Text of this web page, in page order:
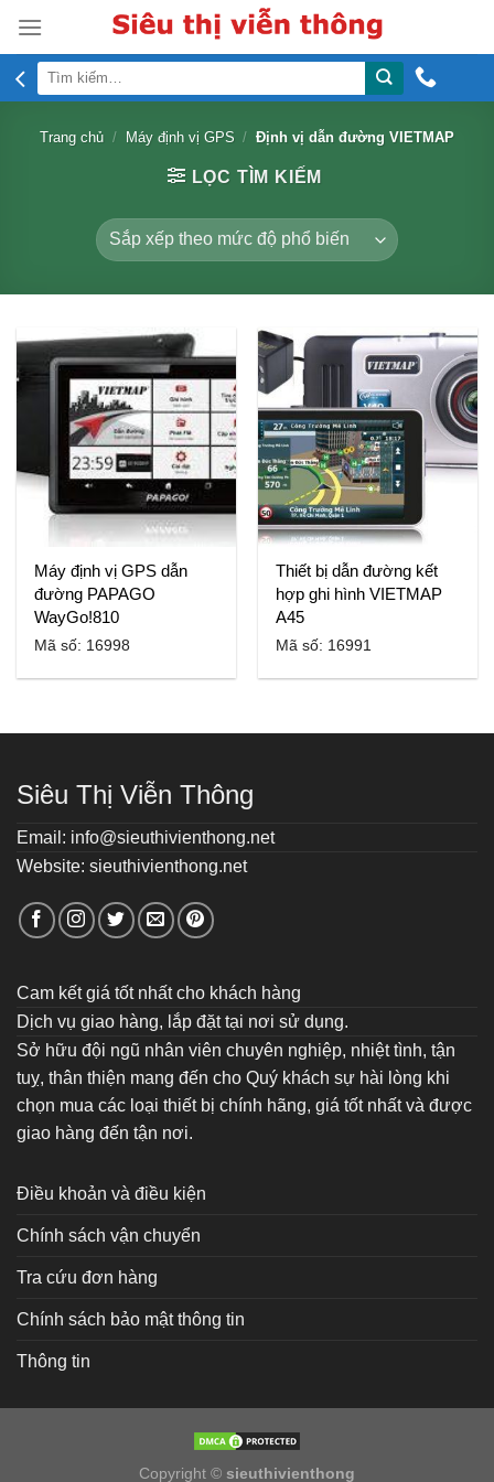
content
Tìm
kiếm:
Trang chủ / Máy định vị GPS / Định vị dẫn đường VIETMAP
LỌC TÌM KIẾM
Máy định vị GPS dẫn
đường PAPAGO
WayGo!810
Mã số: 16998
Thiết bị dẫn đường kết
hợp ghi hình VIETMAP
A45
Mã số: 16991
Siêu Thị Viễn Thông
Email: info@sieuthivienthong.net
Website: sieuthivienthong.net
Cam kết giá tốt nhất cho khách hàng
Dịch vụ giao hàng, lắp đặt tại nơi sử dụng.
Sở hữu đội ngũ nhân viên chuyên nghiệp, nhiệt tình, tận
tuỵ, thân thiện mang đến cho Quý khách sự hài lòng khi
chọn mua các loại thiết bị chính hãng, giá tốt nhất và được
giao hàng đến tận nơi.
Điều khoản và điều kiện
Chính sách vận chuyển
Tra cứu đơn hàng
Chính sách bảo mật thông tin
Thông tin
Copyright © sieuthivienthong